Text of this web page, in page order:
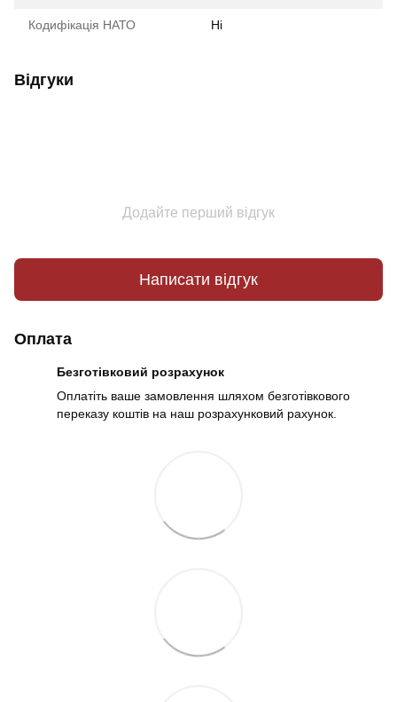
Кодифікація НАТО Ні
Відгуки
Додайте перший відгук
Написати відгук
Оплата
Безготівковий розрахунок
Оплатіть ваше замовлення шляхом безготівкового
переказу коштів на наш розрахунковий рахунок.